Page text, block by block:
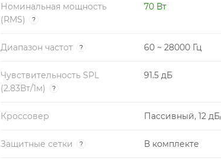
Номинальная мощность
(RMS)
?
70 Вт
Диапазон частот ? 60 ~ 28000 Гц
Чувствительность SPL
(2.83Вт/1м)
?
91.5 дБ
Кроссовер Пассивный, 12
Защитные сетки ? В комплекте